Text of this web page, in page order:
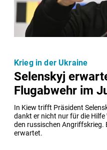
Selenskyj
Flugabwehr im
In Kiew trifft Präsident
dankt er nicht nur für die
den russischen Angriffskrieg.
erwartet.
Krieg in der Ukraine